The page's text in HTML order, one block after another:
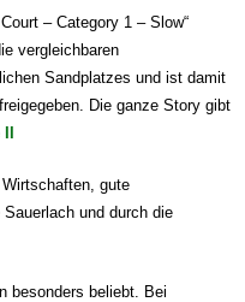
– Category 1 – Slow“
vergleichbaren
Sandplatzes und ist damit
Die ganze Story gibt
gute
und durch die
besonders beliebt. Bei